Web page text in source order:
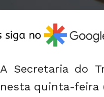
A Secretaria do
nesta quinta-feira